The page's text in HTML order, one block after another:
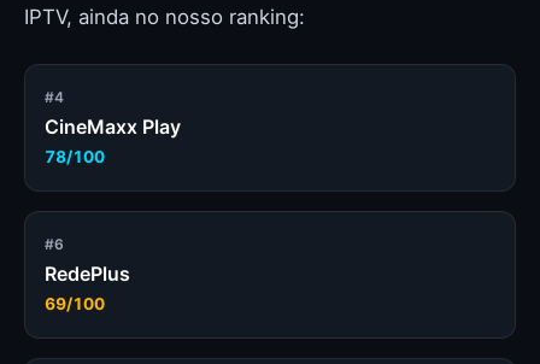
IPTV, ainda no nosso ranking:
#4
CineMaxx Play
78/100
#6
RedePlus
69/100